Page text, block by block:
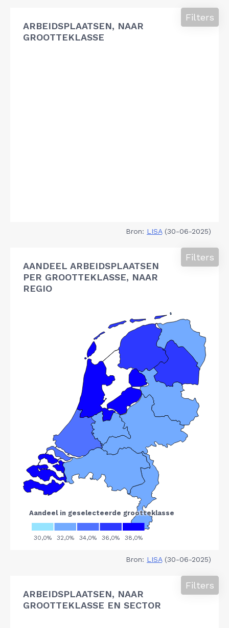
ARBEIDSPLAATSEN, NAAR
GROOTTEKLASSE
Filters
Bron: LISA(30-06-2025)
AANDEEL ARBEIDSPLAATSEN
PER GROOTTEKLASSE, NAAR
REGIO
Filters
Bron: LISA(30-06-2025)
ARBEIDSPLAATSEN, NAAR
GROOTTEKLASSE EN SECTOR
Filters